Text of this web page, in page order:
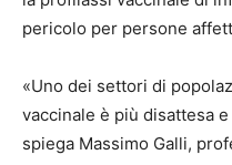
pericolo per persone
«Uno dei settori di
vaccinale è più disattesa
spiega Massimo Galli,